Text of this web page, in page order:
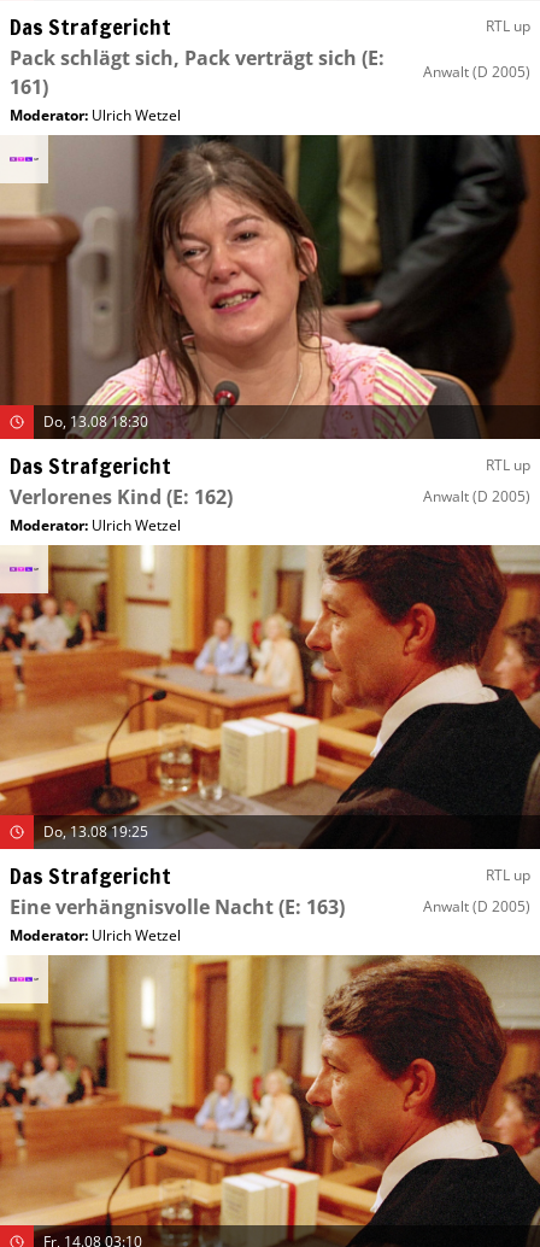
Das Strafgericht RTL up
Pack schlägt sich, Pack verträgt sich (E:
161)
Anwalt(D 2005)
Moderator: Ulrich Wetzel
Do, 13.08 18:30
Das Strafgericht RTL up
Verlorenes Kind (E: 162) Anwalt(D 2005)
Moderator: Ulrich Wetzel
Do, 13.08 19:25
Das Strafgericht RTL up
Eine verhängnisvolle Nacht(E: 163) Anwalt(D 2005)
Moderator: Ulrich Wetzel
Fr, 14.08 03:10